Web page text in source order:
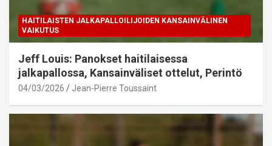
HAITILAISTEN JALKAPALLOILIJOIDEN KANSAINVÄLINEN
VAIKUTUS
Jeff Louis: Panokset haitilaisessa
jalkapallossa, Kansainväliset ottelut, Perintö
04/03/2026 Jean-Pierre Toussaint